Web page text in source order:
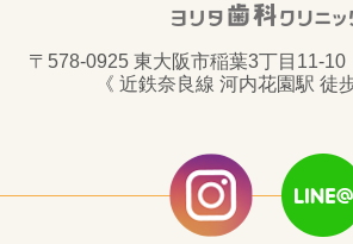
〒578-0925 東大阪市稲葉3丁目11-
《 近鉄奈良線 河内花園駅 徒